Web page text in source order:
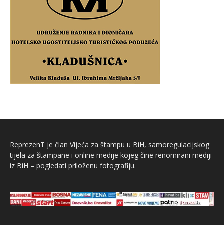
ReprezenT je član Vijeća za štampu u BiH, samoregulacijskog
tijela za štampane i online medije kojeg čine renomirani mediji
iz BiH – pogledati priloženu fotografiju.